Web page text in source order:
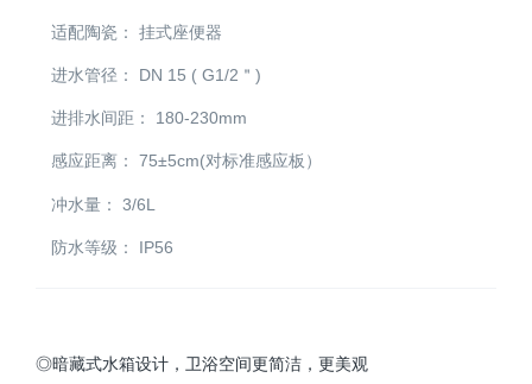
适配陶瓷： 挂式座便器
进水管径： DN 15 ( G1/2＂)
进排水间距： 180-230mm
感应距离： 75±5cm(对标准感应板）
冲水量： 3/6L
防水等级： IP56
◎暗藏式水箱设计，卫浴空间更简洁，更美观